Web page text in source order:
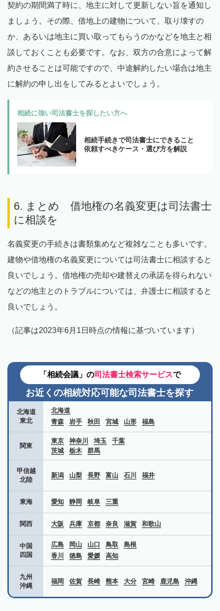
契約の期間満了時に、地主に対して更新しない旨を通知し
ましょう。その際、借地上の建物について、取り壊すの
か、あるいは地主に買い取ってもらうのかなどを地主と相
談しておくことも必要です。なお、双方の合意によって解
約させることは可能ですので、中途解約したい場合は地主
に解約の申し出をしてみるとよいでしょう。
相続に強い司法書士を探したい方へ
相続手続きで司法書士にできること
依頼すべきケース・選び方を解説
6. まとめ 借地権の名義変更は司法書士
に相談を
名義変更の手続きは書類集めなど複雑なことも多いです。
建物や借地権の名義変更については司法書士に相談すると
良いでしょう。借地権の売却や建替えの承諾を得られない
などの地主とのトラブルについては、弁護士に相談すると
良いでしょう。
（記事は2023年6月1日時点の情報に基づいています）
「相続会議」の司法書士検索サービスで
お近くの相続対応可能な司法書士を探す
北海道
東北
北海道
青森
岩手 秋田 宮城 山形 福島
関東
東京 神奈川 埼玉
千葉
茨城
栃木 群馬
甲信越
北陸
新潟 山梨 長野 富山 石川 福井
東海 愛知 静岡 岐阜 三重
関西 大阪 兵庫 京都 奈良 滋賀 和歌山
中国
四国
広島 岡山 山口 鳥取
島根
香川
徳島 愛媛 高知
九州
沖縄
福岡 佐賀 長崎 熊本 大分 宮崎 鹿児島 沖縄